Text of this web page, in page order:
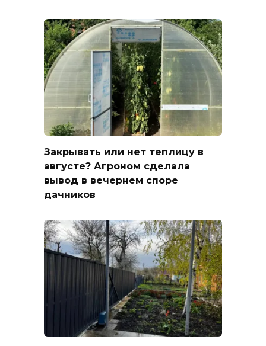
Закрывать или нет теплицу в
августе? Агроном сделала
вывод в вечернем споре
дачников